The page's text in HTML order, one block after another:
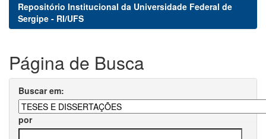
Repositório Institucional da Universidade Federal de
Sergipe - RI/UFS
Página de Busca
Buscar em:
por